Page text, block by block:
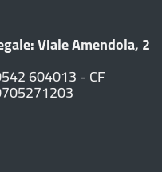
Viale Amendola, 2
604013 - CF